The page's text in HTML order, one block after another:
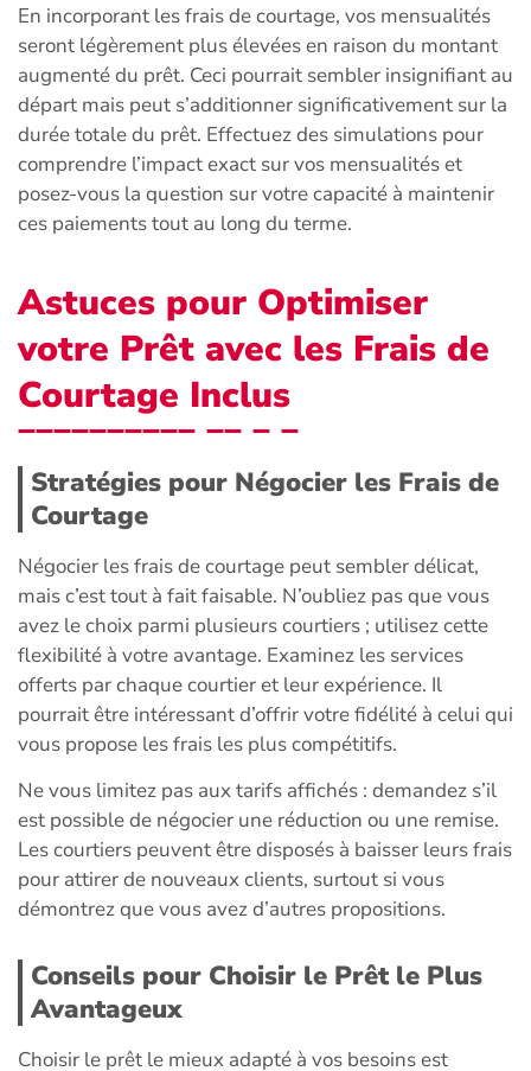
En incorporant les frais de courtage, vos mensualités
seront légèrement plus élevées en raison du montant
augmenté du prêt. Ceci pourrait sembler insignifiant au
départ mais peut s’additionner significativement sur la
durée totale du prêt. Effectuez des simulations pour
comprendre l’impact exact sur vos mensualités et
posez-vous la question sur votre capacité à maintenir
ces paiements tout au long du terme.
Astuces pour Optimiser
votre Prêt avec les Frais de
Courtage Inclus
Stratégies pour Négocier les Frais de
Courtage
Négocier les frais de courtage peut sembler délicat,
mais c’est tout à fait faisable. N’oubliez pas que vous
avez le choix parmi plusieurs courtiers ; utilisez cette
flexibilité à votre avantage. Examinez les services
offerts par chaque courtier et leur expérience. Il
pourrait être intéressant d’offrir votre fidélité à celui qui
vous propose les frais les plus compétitifs.
Ne vous limitez pas aux tarifs affichés : demandez s’il
est possible de négocier une réduction ou une remise.
Les courtiers peuvent être disposés à baisser leurs frais
pour attirer de nouveaux clients, surtout si vous
démontrez que vous avez d’autres propositions.
Conseils pour Choisir le Prêt le Plus
Avantageux
Choisir le prêt le mieux adapté à vos besoins est